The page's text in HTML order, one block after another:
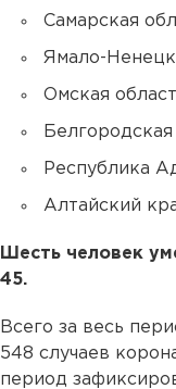
Самарская
Ямало-
Омская
Белгородская
Республика
Алтайский
Шесть человек
45.
Всего за весь
548 случаев
период